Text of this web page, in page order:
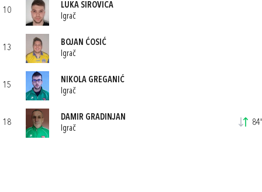
10
LUKA SIROVICA
Igrač
13
BOJAN ĆOSIĆ
Igrač
15
NIKOLA GREGANIĆ
Igrač
18
DAMIR GRADINJAN
Igrač
84'